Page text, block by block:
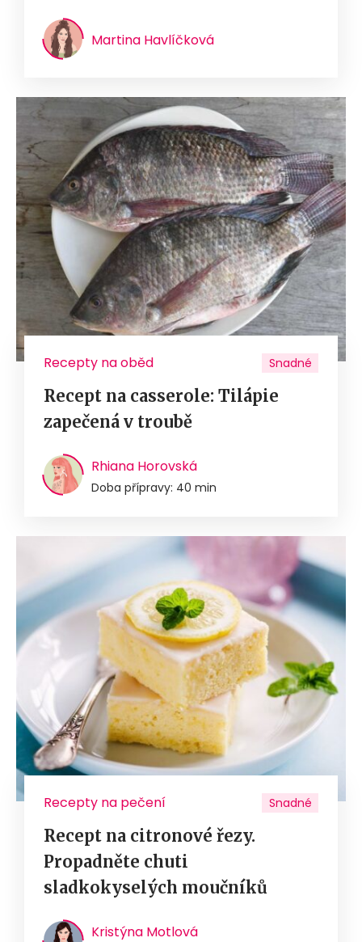
Martina Havlíčková
Recepty na oběd Snadné
Recept na casserole: Tilápie
zapečená v troubě
Rhiana Horovská
Doba přípravy: 40 min
Recepty na pečení Snadné
Recept na citronové řezy.
Propadněte chuti
sladkokyselých moučníků
Kristýna Motlová